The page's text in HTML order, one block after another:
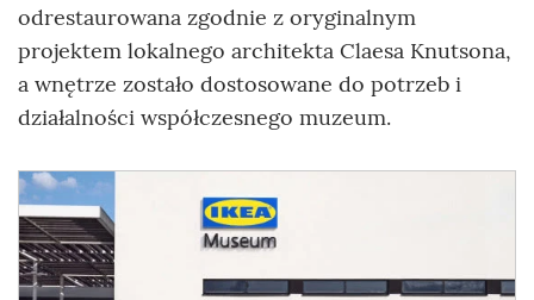
odrestaurowana zgodnie z oryginalnym
projektem lokalnego architekta Claesa Knutsona,
a wnętrze zostało dostosowane do potrzeb i
działalności współczesnego muzeum.